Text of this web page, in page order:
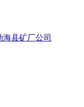
县矿厂公司